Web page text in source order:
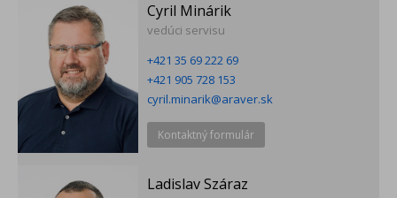
Cyril Minárik
vedúci servisu
+421 35 69 222 69
+421 905 728 153
cyril.minarik@araver.sk
Kontaktný formulár
Ladislav Száraz